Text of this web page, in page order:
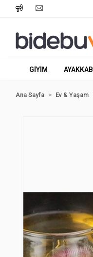
GİYİM AYAKKABI
Ana Sayfa Ev & Yaşam